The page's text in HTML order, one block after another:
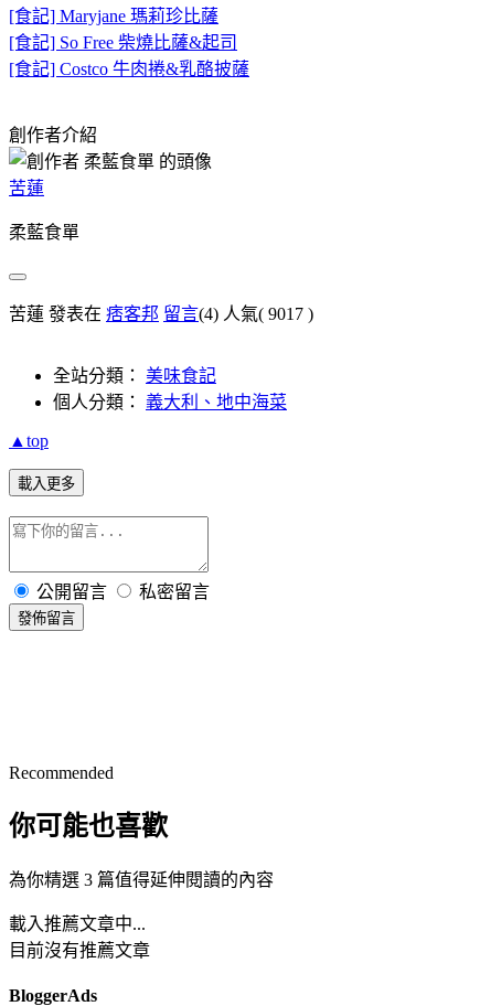
[食記] Maryjane 瑪莉珍比薩
[食記] So Free 柴燒比薩&起司
[食記] Costco 牛肉捲&乳酪披薩
創作者介紹
苦蓮
柔藍食單
苦蓮 發表在 痞客邦 留言(4) 人氣( 9017 )
全站分類： 美味食記
個人分類： 義大利、地中海菜
▲top
載入更多
公開留言 私密留言
發佈留言
Recommended
你可能也喜歡
為你精選 3 篇值得延伸閱讀的內容
載入推薦文章中...
目前沒有推薦文章
BloggerAds